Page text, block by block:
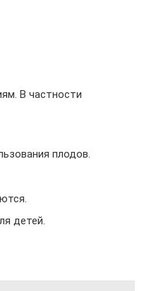
В частности
плодов.
детей.